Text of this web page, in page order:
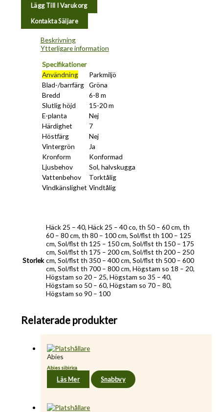
Lägg Till I Varukorg
Kontakta Säljare
Beskrivning
Ytterligare information
Specifikationer
Användning
Parkmiljö
Blad-/barrfärg
Gröna
Bredd
6-8 m
Slutlig höjd
15-20 m
E-planta
Nej
Härdighet
7
Höstfärg
Nej
Vintergrön
Ja
Kronform
Konformad
Ljusbehov
Sol, halvskugga
Vattenbehov
Torktålig
Vindkänslighet Vindtålig
Storlek
Häck 25 – 40, Häck 25 – 40 co, th 50 – 60 cm, th
60 – 80 cm, th 80 – 100 cm, Sol/flst th 100 – 125
cm, Sol/flst th 125 – 150 cm, Sol/flst th 150 – 175
cm, Sol/flst th 175 – 200 cm, Sol/flst th 200 – 250
cm, Sol/flst th 350 – 400 cm, Sol/flst th 500 – 600
cm, Sol/flst th 700 – 800 cm, Högstam so 18 – 20,
Högstam so 20 – 25, Högstam so 35 – 40,
Högstam so 50 – 60, Högstam so 70 – 80,
Högstam so 90 – 100
Relaterade produkter
Abies
Abies sibirica
Läs Mer Snabbvy